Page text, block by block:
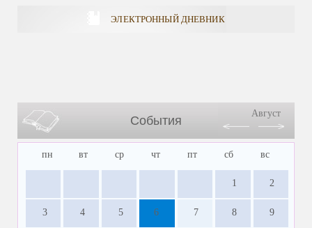
ЭЛЕКТРОННЫЙ ДНЕВНИК
События
Август
пн вт ср чт пт сб вс
1 2
3 4 5 6 7 8 9